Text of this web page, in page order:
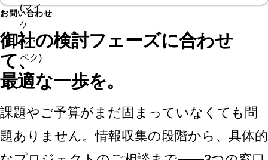
お問い合わせ
御社の検討フェーズに合わせ
て、
最適な一歩を。
課題やご予算がまだ固まっていなくても問
題ありません。情報収集の段階から、具体的